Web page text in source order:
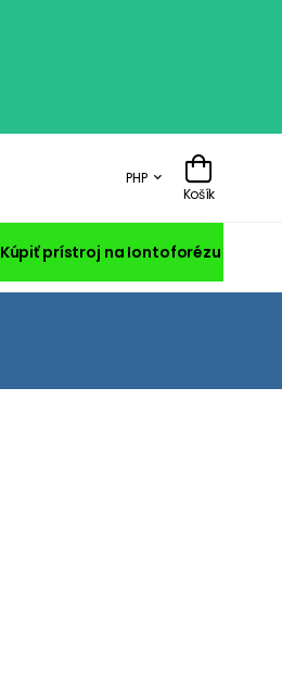
PHP
Košík
Kúpiť prístroj na Iontoforézu